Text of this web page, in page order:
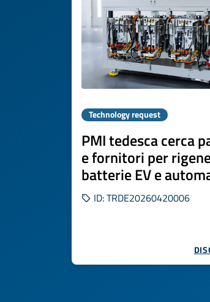
Technology request
PMI tedesca cerca
e fornitori per
batterie EV e
ID: TRDE20260420006